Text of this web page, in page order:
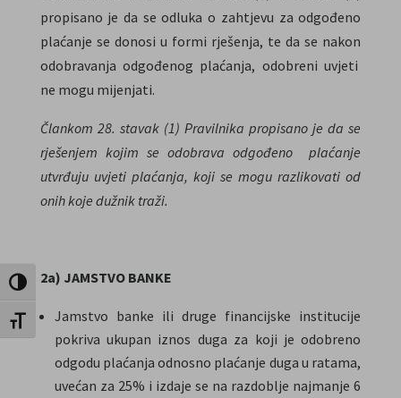
Uključi / isključi visoki kontrast
Uključi / isključi veličinu fonta
propisano je da se odluka o zahtjevu za odgođeno
plaćanje se donosi u formi rješenja, te da se nakon
odobravanja odgođenog plaćanja, odobreni uvjeti
ne mogu mijenjati.
Člankom 28. stavak (1) Pravilnika propisano je da se
rješenjem kojim se odobravaodgođeno plaćanje
utvrđuju uvjeti plaćanja, koji se mogu razlikovati od
onih koje dužnik traži.
2a) JAMSTVO BANKE
Jamstvo banke ili druge financijske institucije
pokriva ukupan iznos duga za koji je odobreno
odgodu plaćanja odnosno plaćanje duga u ratama,
uvećan za 25% i izdaje se na razdoblje najmanje 6